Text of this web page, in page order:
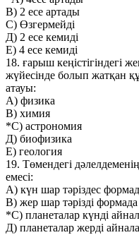
В) 2 есе артады
С) Өзгермейді
Д) 2 есе кемиді
Е) 4 есе кемиді
18. ғарыш кеңістігіндегі
жүйесінде болып жатқан
атауы:
А) физика
В) химия
*С) астрономия
Д) биофизика
Е) геология
19. Төмендегі
емесі:
А) күн шар тәріздес
В) жер шар тәрізді
*С) планеталар күнді
Д) планеталар жерді